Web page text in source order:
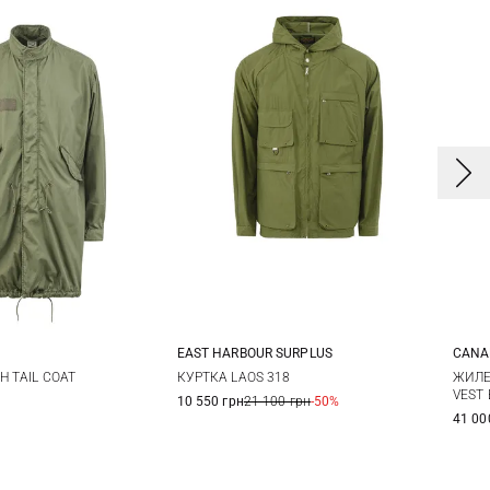
4
TAIL COAT
48 50
EAST HARBOUR SURPLUS
КУРТКА LAOS 318
10 550 грн21 100 грн-50%
M
VEST
41